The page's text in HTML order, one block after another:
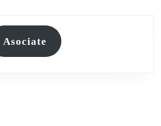
Asociate